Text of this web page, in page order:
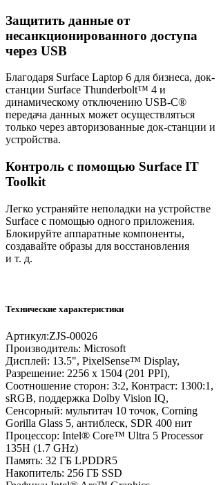
Защитить данные от
несанкционированного доступа
через USB
Благодаря Surface Laptop 6 для бизнеса, док-
станции Surface Thunderbolt™ 4 и
динамическому отключению USB-C®
передача данных может осуществляться
только через авторизованные док-станции и
устройства.
Контроль с помощью Surface IT
Toolkit
Легко устраняйте неполадки на устройстве
Surface с помощью одного приложения.
Блокируйте аппаратные компоненты,
создавайте образы для восстановления
и т. д.
Технические характеристики
Артикул:ZJS-00026
Производитель: Microsoft
Дисплей: 13.5", PixelSense™ Display,
Разрешение: 2256 х 1504 (201 PPI),
Соотношение сторон: 3:2, Контраст: 1300:1,
sRGB, поддержка Dolby Vision IQ,
Сенсорный: мультитач 10 точок, Corning
Gorilla Glass 5, антиблеск, SDR 400 нит
Процессор: Intel® Core™ Ultra 5 Processor
135H (1.7 GHz)
Память: 32 ГБ LPDDR5
Накопитель: 256 ГБ SSD